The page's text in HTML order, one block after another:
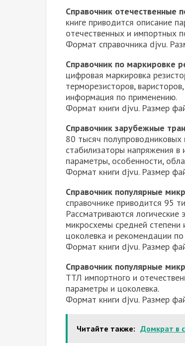
Справочник отечественные
книге приводится описание
отечественных и импортных
Формат справочника djvu.
Справочник по маркировке
цифровая маркировка
терморезисторов,
информация по применению.
Формат книги djvu. Размер
Справочник зарубежные
80 тысяч
стабилизаторы напряжения в
параметры, особенности,
Формат книги djvu. Размер
Справочник популярные
справочнике приводится 95
Рассматриваются логические
микросхемы средней степени
цоколевка и рекомендации
Формат книги djvu. Размер
Справочник популярные
ТТЛ импортного и
параметры и цоколевка.
Формат книги djvu. Размер
Читайте также: Домкрат в